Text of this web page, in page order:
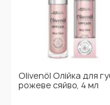
Olivenöl Олійка для
рожеве сяйво, 4 мл